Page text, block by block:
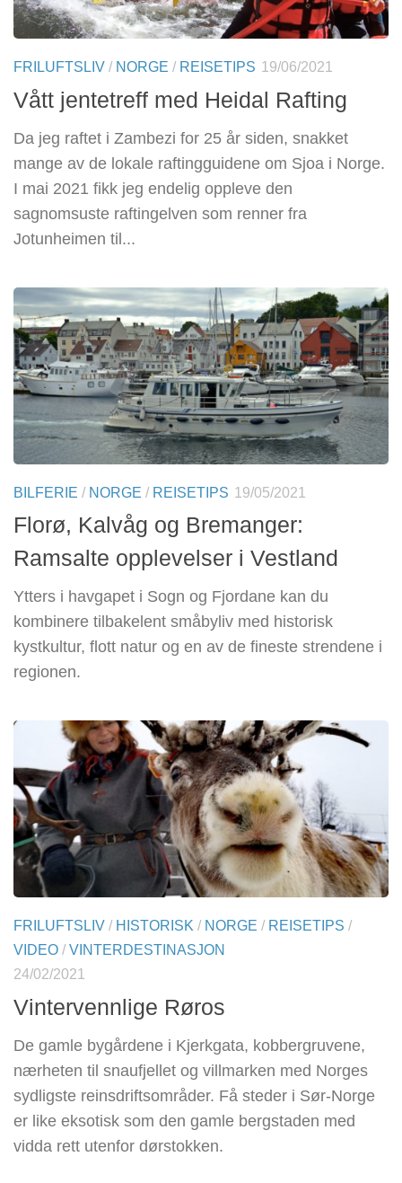
FRILUFTSLIV / NORGE / REISETIPS 19/06/2021
Vått jentetreff med Heidal Rafting
Da jeg raftet i Zambezi for 25 år siden, snakket
mange av de lokale raftingguidene om Sjoa i Norge.
I mai 2021 fikk jeg endelig oppleve den
sagnomsuste raftingelven som renner fra
Jotunheimen til...
BILFERIE / NORGE / REISETIPS 19/05/2021
Florø, Kalvåg og Bremanger:
Ramsalte opplevelser i Vestland
Ytters i havgapet i Sogn og Fjordane kan du
kombinere tilbakelent småbyliv med historisk
kystkultur, flott natur og en av de fineste strendene i
regionen.
FRILUFTSLIV / HISTORISK / NORGE / REISETIPS /
VIDEO / VINTERDESTINASJON
24/02/2021
Vintervennlige Røros
De gamle bygårdene i Kjerkgata, kobbergruvene,
nærheten til snaufjellet og villmarken med Norges
sydligste reinsdriftsområder. Få steder i Sør-Norge
er like eksotisk som den gamle bergstaden med
vidda rett utenfor dørstokken.